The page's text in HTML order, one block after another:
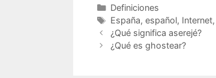
Categorías
Definiciones
Etiquetas
España, español, Internet,
¿Qué significa aserejé?
¿Qué es ghostear?